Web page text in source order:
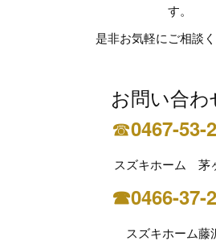
す。
是非お気軽にご相談く
お問い合わ
☎0467-53-
スズキホーム 茅
☎0466-37-
スズキホーム藤